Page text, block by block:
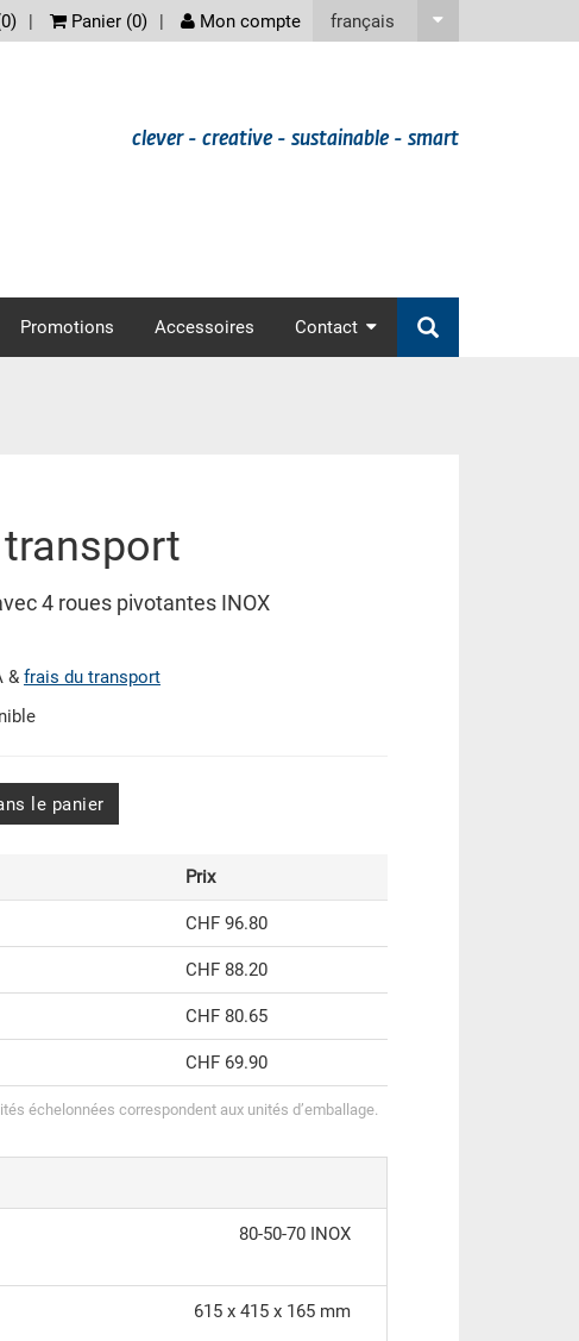
français
0) Panier (0) Mon compte
clever - creative - sustainable - smart
Promotions Accessoires Contact
4 roues pivotantes INOX
& frais du transport
le panier
Prix
CHF 96.80
CHF 88.20
CHF 80.65
CHF 69.90
échelonnées correspondent aux unités d’emballage.
80-50-70 INOX
615 x 415 x 165 mm